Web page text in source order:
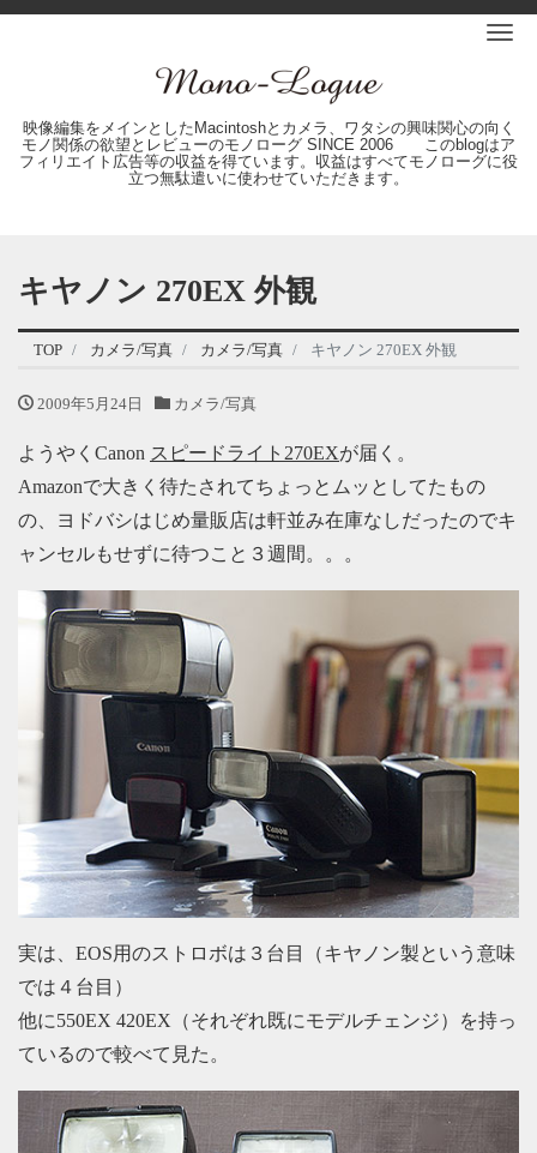
映像編集をメインとしたMacintoshとカメラ、ワタシの興味関心の向く
モノ関係の欲望とレビューのモノローグ SINCE 2006 このblogはア
フィリエイト広告等の収益を得ています。収益はすべてモノローグに役
立つ無駄遣いに使わせていただきます。
キヤノン 270EX 外観
TOP カメラ/写真 カメラ/写真 キヤノン 270EX 外観
2009年5月24日 カメラ/写真
ようやくCanon スピードライト270EXが届く。
Amazonで大きく待たされてちょっとムッとしてたもの
の、ヨドバシはじめ量販店は軒並み在庫なしだったのでキ
ャンセルもせずに待つこと３週間。。。
実は、EOS用のストロボは３台目（キヤノン製という意味
では４台目）
他に550EX 420EX（それぞれ既にモデルチェンジ）を持っ
ているので較べて見た。